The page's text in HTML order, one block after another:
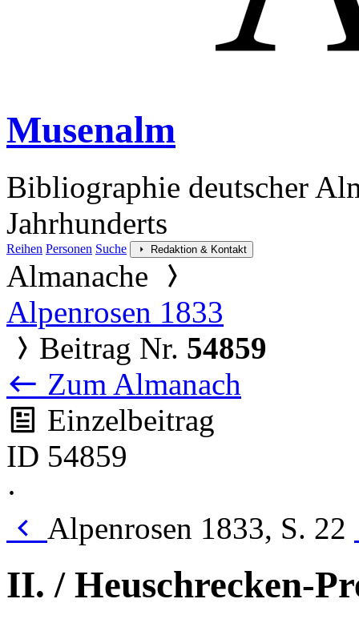
Musenalm
Bibliographie deutscher
Jahrhunderts
Reihen Personen Suche Redaktion & Kontakt
Almanache
Alpenrosen 1833
Beitrag Nr. 54859
Zum Almanach
Einzelbeitrag
ID 54859
·
Alpenrosen 1833, S. 22
II. / Heuschrecken-